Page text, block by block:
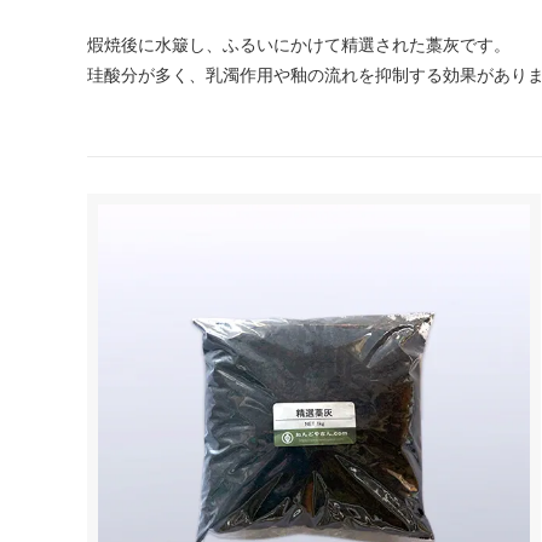
煆焼後に水簸し、ふるいにかけて精選された藁灰です。
珪酸分が多く、乳濁作用や釉の流れを抑制する効果があり